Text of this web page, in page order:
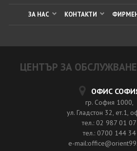
ЗА НАС КОНТАКТИ
ЦЕНТЪР ЗА
ОФИС
гр. София 1000,
ул. Гладстон 32, ет.1,
тел.: 02 987 01 07
тел.: 0700 144 34
e-